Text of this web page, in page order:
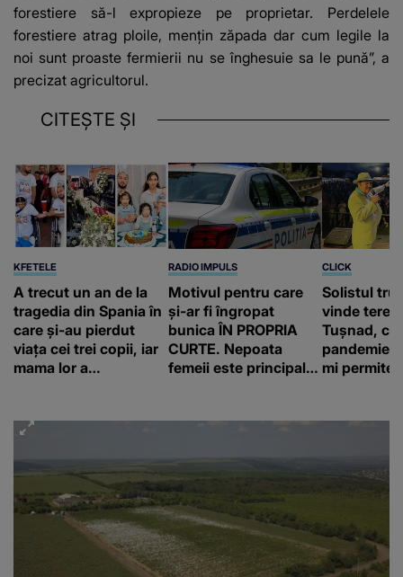
forestiere să-l expropieze pe proprietar. Perdelele
forestiere atrag ploile, mențin zăpada dar cum legile la
noi sunt proaste fermierii nu se înghesuie sa le pună”, a
precizat agricultorul.
CITEȘTE ȘI
KFETELE
A trecut un an de la
tragedia din Spania în
care și-au pierdut
viața cei trei copii, iar
mama lor a…
RADIO IMPULS
Motivul pentru care
și-ar fi îngropat
bunica ÎN PROPRIA
CURTE. Nepoata
femeii este principalul
DESCOPERIT DE
localnicii
CLICK
Solistul
vinde
Tușnad,
pandemie:
mi permite